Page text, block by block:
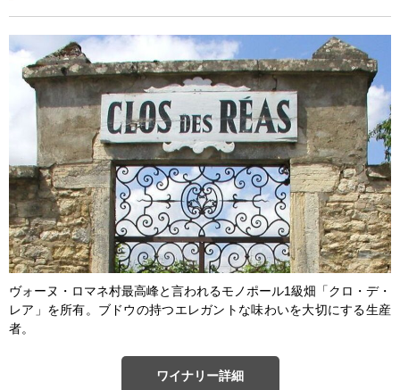
ヴォーヌ・ロマネ村最高峰と言われるモノポール1級畑「クロ・デ・
レア」を所有。ブドウの持つエレガントな味わいを大切にする生産
者。
ワイナリー詳細